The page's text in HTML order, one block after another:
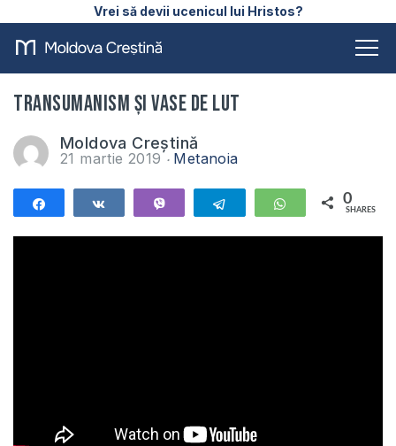
Vrei să devii ucenicul lui Hristos?
Transumanism și vase de lut
Moldova Creștină
21 martie 2019 Metanoia
Telegram WhatsApp
0
SHARES